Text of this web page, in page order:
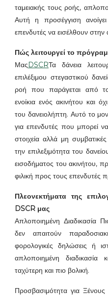
ταμειακής τους ροής,
Αυτή η προσέγγιση ανοίγει
επενδυτές να εισέλθουν στην
Πώς λειτουργεί το
ΜαςDSCRΤα δάνεια
επιλέξιμου στεγαστικού
ροή που παράγεται από
ενοίκια ενός ακινήτου και
του δανειολήπτη. Αυτό το
για επενδυτές που μπορεί
στοιχεία αλλά μη
την επιλεξιμότητα του
εισοδήματος του ακινήτου,
φιλική προς τους επενδυτές
Πλεονεκτήματα της
DSCR μας
Απλοποιημένη Διαδικασία
δεν απαιτούν
φορολογικές δηλώσεις ή
απλοποιημένη διαδικασία
ταχύτερη και πιο βολική.
Προσβασιμότητα για